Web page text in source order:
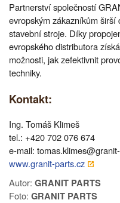
Partnerství společností
evropským zákazníkům
stavební stroje. Díky
evropského distributora
možnosti, jak zefektivnit
techniky.
Kontakt:
Ing. Tomáš Klimeš
tel.: +420 702 076 674
e-mail:
www.granit-parts.cz
Autor: GRANIT PARTS
Foto: GRANIT PARTS